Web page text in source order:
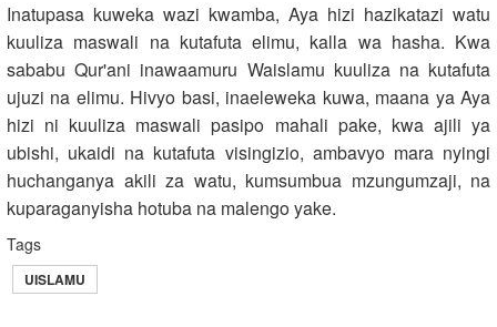
Inatupasa kuweka wazi kwamba, Aya hizi hazikatazi watu
kuuliza maswali na kutafuta elimu, kalla wa hasha. Kwa
sababu Qur'ani inawaamuru Waislamu kuuliza na kutafuta
ujuzi na elimu. Hivyo basi, inaeleweka kuwa, maana ya Aya
hizi ni kuuliza maswali pasipo mahali pake, kwa ajili ya
ubishi, ukaidi na kutafuta visingizio, ambavyo mara nyingi
huchanganya akili za watu, kumsumbua mzungumzaji, na
kuparaganyisha hotuba na malengo yake.
Tags
UISLAMU